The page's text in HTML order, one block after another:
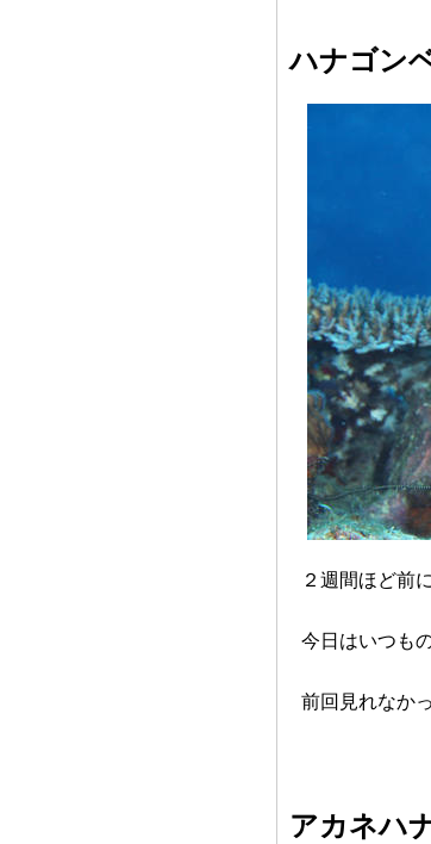
ハナゴン
２週間ほど前
今日はいつも
前回見れなか
アカネハ